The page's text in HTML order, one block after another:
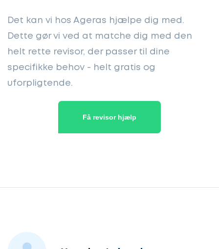
Det kan vi hos Ageras hjælpe dig med.
Dette gør vi ved at matche dig med den
helt rette revisor, der passer til dine
specifikke behov - helt gratis og
uforpligtende.
Få revisor hjælp